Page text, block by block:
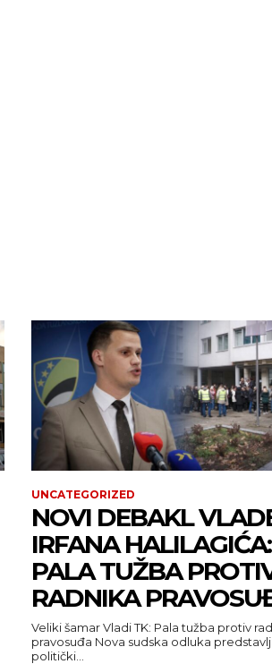
UNCATEGORIZED
NOVI DEBAKL
IRFANA HALILAGIĆA:
PALA TUŽBA
RADNIKA
Veliki šamar Vladi TK: Pala tužba protiv
pravosuđa Nova sudska odluka predstavlja ozbiljan
politički...